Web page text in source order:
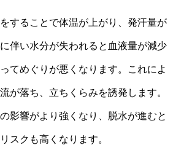
することで体温が上がり、発汗量が
伴い水分が失われると血液量が減少
てめぐりが悪くなります。これによ
が落ち、立ちくらみを誘発します。
影響がより強くなり、脱水が進むと
スクも高くなります。